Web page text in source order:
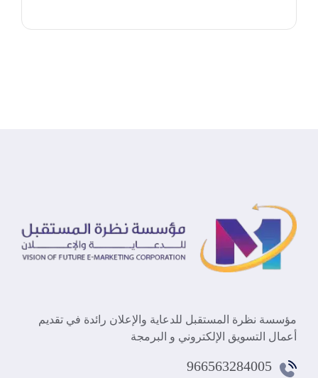
مؤسسة نظرة المستقبل للدعاية والإعلان رائدة في تقديم
أعمال التسويق الإلكتروني و البرمجة
966563284005